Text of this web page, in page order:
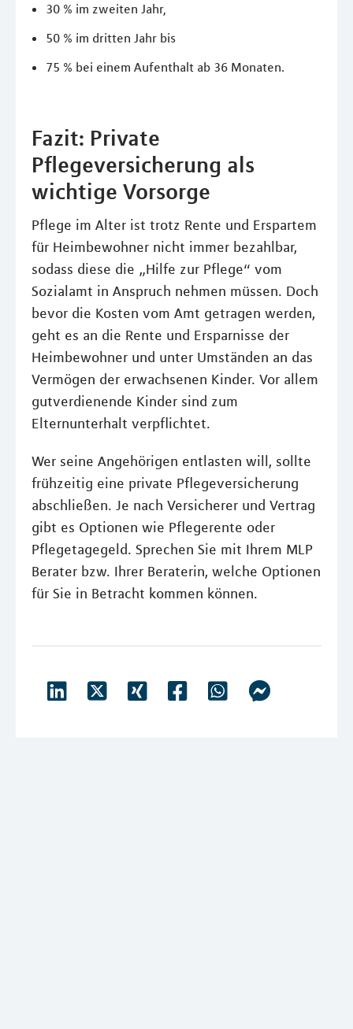
30 % im zweiten Jahr,
50 % im dritten Jahr bis
75 % bei einem Aufenthalt ab 36 Monaten.
Fazit: Private
Pflegeversicherung als
wichtige Vorsorge
Pflege im Alter ist trotz Rente und Erspartem
für Heimbewohner nicht immer bezahlbar,
sodass diese die „Hilfe zur Pflege“ vom
Sozialamt in Anspruch nehmen müssen. Doch
bevor die Kosten vom Amt getragen werden,
geht es an die Rente und Ersparnisse der
Heimbewohner und unter Umständen an das
Vermögen der erwachsenen Kinder. Vor allem
gutverdienende Kinder sind zum
Elternunterhalt verpflichtet.
Wer seine Angehörigen entlasten will, sollte
frühzeitig eine private Pflegeversicherung
abschließen. Je nach Versicherer und Vertrag
gibt es Optionen wie Pflegerente oder
Pflegetagegeld. Sprechen Sie mit Ihrem MLP
Berater bzw. Ihrer Beraterin, welche Optionen
für Sie in Betracht kommen können.